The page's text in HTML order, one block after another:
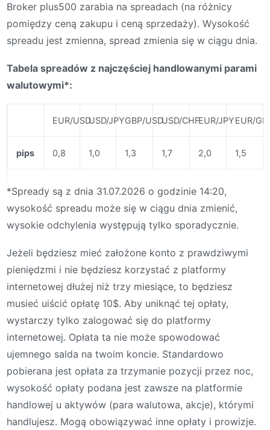
Broker plus500 zarabia na spreadach (na różnicy
pomiędzy ceną zakupu i ceną sprzedaży). Wysokość
spreadu jest zmienna, spread zmienia się w ciągu dnia.
Tabela spreadów z najczęściej handlowanymi parami
walutowymi*:
EUR/USDUSD/JPYGBP/USDUSD/CHFEUR/JPYEUR/
pips 0,8 1,0 1,3 1,7 2,0 1,5
*Spready są z dnia 31.07.2026 o godzinie 14:20,
wysokość spreadu może się w ciągu dnia zmienić,
wysokie odchylenia występują tylko sporadycznie.
Jeżeli będziesz mieć założone konto z prawdziwymi
pieniędzmi i nie będziesz korzystać z platformy
internetowej dłużej niż trzy miesiące, to będziesz
musieć uiścić opłatę 10$. Aby uniknąć tej opłaty,
wystarczy tylko zalogować się do platformy
internetowej. Opłata ta nie może spowodować
ujemnego salda na twoim koncie. Standardowo
pobierana jest opłata za trzymanie pozycji przez noc,
wysokość opłaty podana jest zawsze na platformie
handlowej u aktywów (para walutowa, akcje), którymi
handlujesz. Mogą obowiązywać inne opłaty i prowizje.